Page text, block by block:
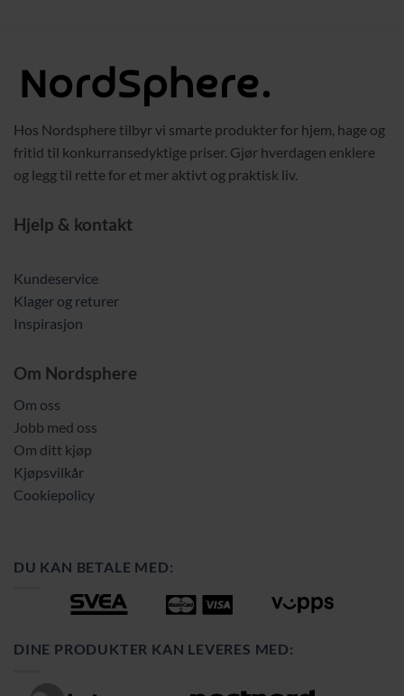
Hos Nordsphere tilbyr vi smarte produkter for hjem, hage og
fritid til konkurransedyktige priser. Gjør hverdagen enklere
og legg til rette for et mer aktivt og praktisk liv.
Hjelp & kontakt
Kundeservice
Klager og returer
Inspirasjon
Om Nordsphere
Om oss
Jobb med oss
Om ditt kjøp
Kjøpsvilkår
Cookiepolicy
DU KAN BETALE MED:
DINE PRODUKTER KAN LEVERES MED: